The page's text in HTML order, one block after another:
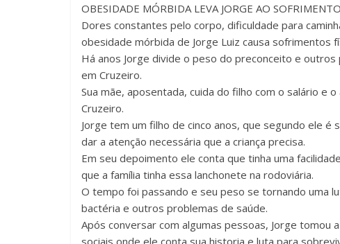
OBESIDADE MÓRBIDA LEVA JORGE AO SOFRIMENTO
Dores constantes pelo corpo, dificuldade para
obesidade mórbida de Jorge Luiz causa sofrimentos
Há anos Jorge divide o peso do preconceito e
em Cruzeiro.
Sua mãe, aposentada, cuida do filho com o salário e
Cruzeiro.
Jorge tem um filho de cinco anos, que segundo ele
dar a atenção necessária que a criança precisa.
Em seu depoimento ele conta que tinha uma
que a família tinha essa lanchonete na rodoviária.
O tempo foi passando e seu peso se tornando uma
bactéria e outros problemas de saúde.
Após conversar com algumas pessoas, Jorge tomou
sociais onde ele conta sua historia e luta para